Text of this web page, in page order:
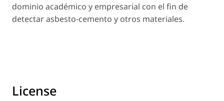
dominio académico y empresarial con el fin de
detectar asbesto-cemento y otros materiales.
License